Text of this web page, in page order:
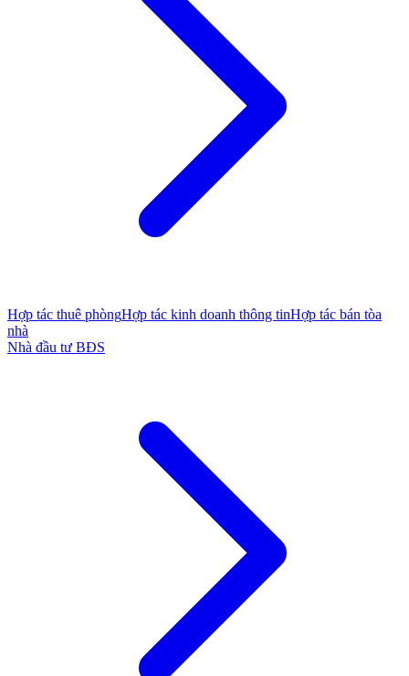
Hợp tác thuê phòngHợp tác kinh doanh thông tinHợp tác bán tòa
nhà
Nhà đầu tư BĐS